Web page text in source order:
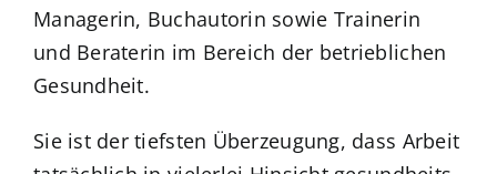
Managerin, Buchautorin sowie Trainerin
und Beraterin im Bereich der betrieblichen
Gesundheit.
Sie ist der tiefsten Überzeugung, dass Arbeit